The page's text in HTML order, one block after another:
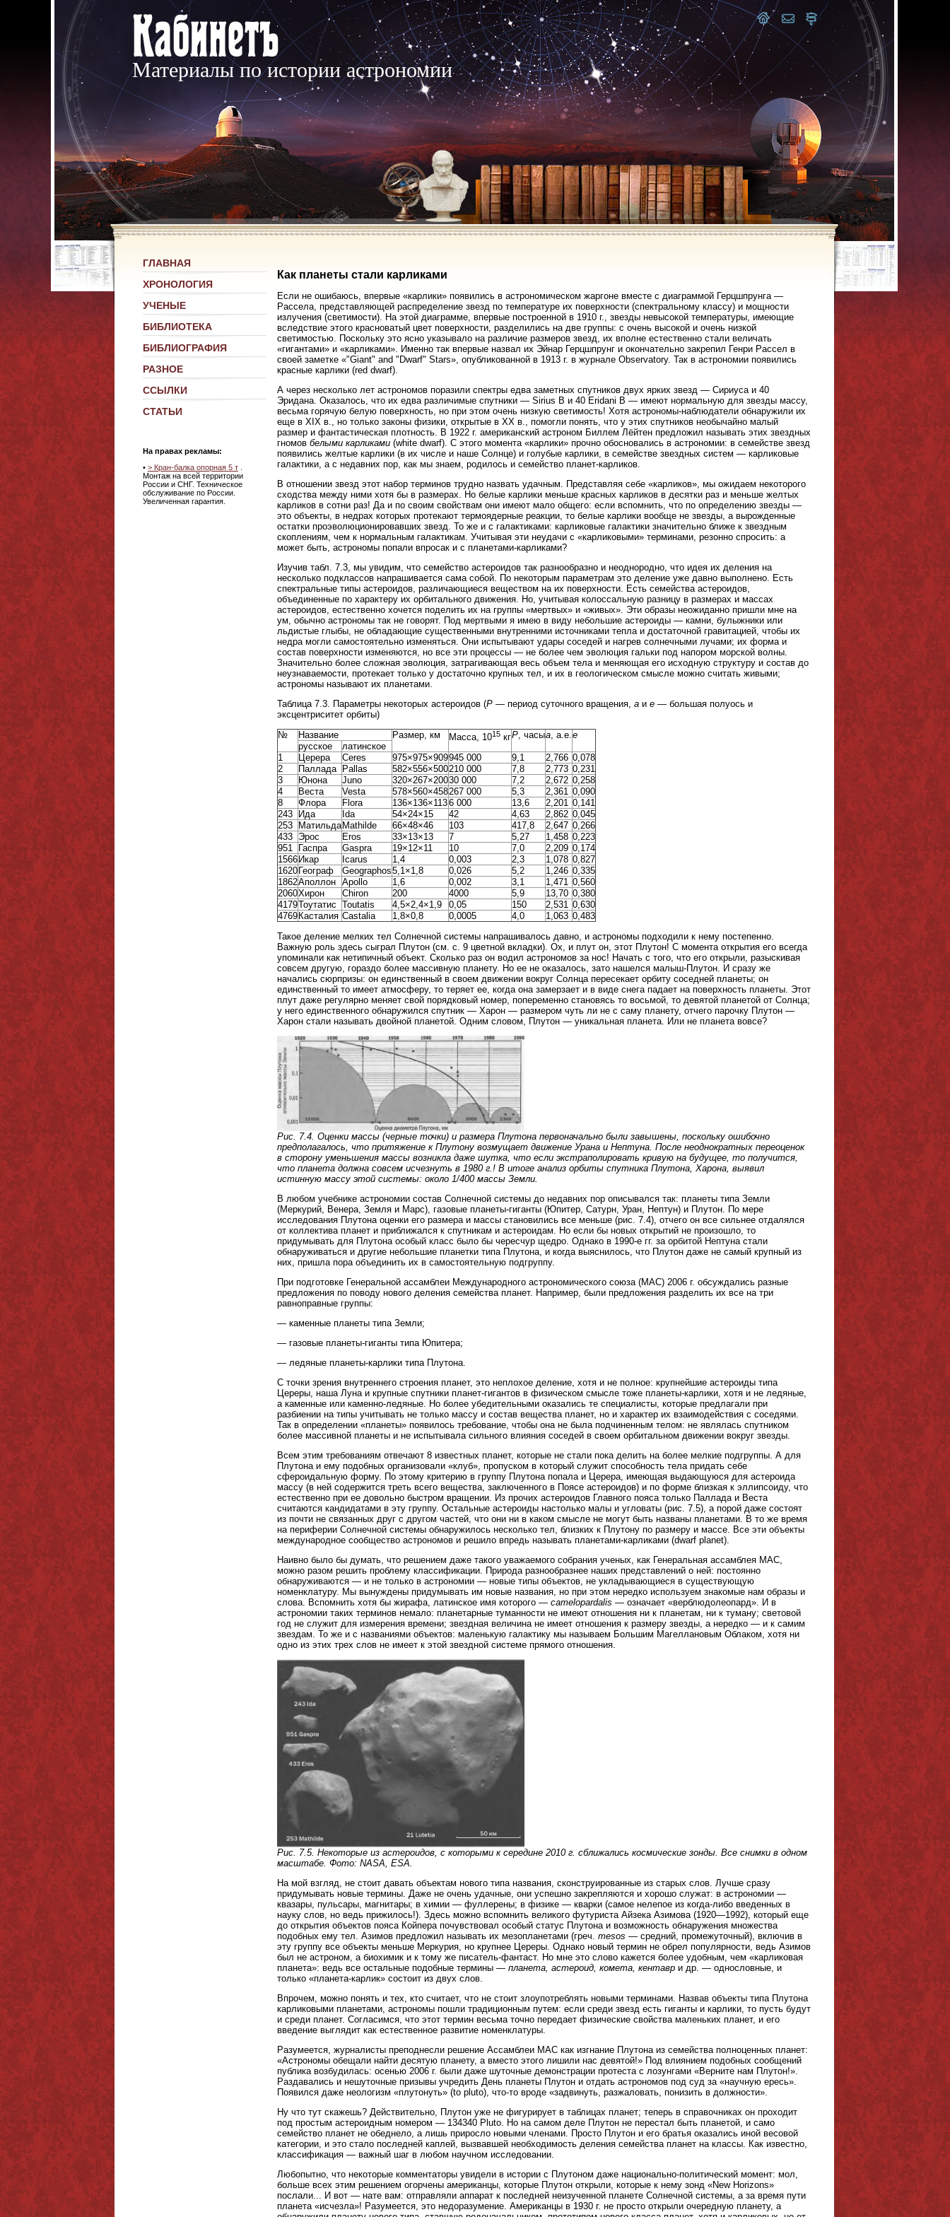
Материалы по истории астрономии
ГЛАВНАЯ
ХРОНОЛОГИЯ
УЧЕНЫЕ
БИБЛИОТЕКА
БИБЛИОГРАФИЯ
РАЗНОЕ
ССЫЛКИ
СТАТЬИ
На правах рекламы:
• > Кран-балка опорная 5 т
Монтаж на всей территории
России и СНГ. Техническое
обслуживание по России.
Увеличенная гарантия.
Как планеты стали карликами
Если не ошибаюсь, впервые «карлики» появились в астрономическом жаргоне вместе с диаграммой Герцшпрунга —
Рассела, представляющей распределение звезд по температуре их поверхности (спектральному классу) и мощности
излучения (светимости). На этой диаграмме, впервые построенной в 1910 г., звезды невысокой температуры, имеющие
вследствие этого красноватый цвет поверхности, разделились на две группы: с очень высокой и очень низкой
светимостью. Поскольку это ясно указывало на различие размеров звезд, их вполне естественно стали величать
«гигантами» и «карликами». Именно так впервые назвал их Эйнар Герцшпрунг и окончательно закрепил Генри Рассел в
своей заметке «"Giant" and "Dwarf" Stars», опубликованной в 1913 г. в журнале Observatory. Так в астрономии появились
красные карлики (red dwarf).
А через несколько лет астрономов поразили спектры едва заметных спутников двух ярких звезд — Сириуса и 40
Эридана. Оказалось, что их едва различимые спутники — Sirius В и 40 Eridani В — имеют нормальную для звезды массу,
весьма горячую белую поверхность, но при этом очень низкую светимость! Хотя астрономы-наблюдатели обнаружили их
еще в XIX в., но только законы физики, открытые в XX в., помогли понять, что у этих спутников необычайно малый
размер и фантастическая плотность. В 1922 г. американский астроном Биллем Лёйтен предложил называть этих звездных
гномов белыми карликами (white dwarf). С этого момента «карлики» прочно обосновались в астрономии: в семействе звезд
появились желтые карлики (в их числе и наше Солнце) и голубые карлики, в семействе звездных систем — карликовые
галактики, а с недавних пор, как мы знаем, родилось и семейство планет-карликов.
В отношении звезд этот набор терминов трудно назвать удачным. Представляя себе «карликов», мы ожидаем некоторого
сходства между ними хотя бы в размерах. Но белые карлики меньше красных карликов в десятки раз и меньше желтых
карликов в сотни раз! Да и по своим свойствам они имеют мало общего: если вспомнить, что по определению звезды —
это объекты, в недрах которых протекают термоядерные реакции, то белые карлики вообще не звезды, а вырожденные
остатки проэволюционировавших звезд. То же и с галактиками: карликовые галактики значительно ближе к звездным
скоплениям, чем к нормальным галактикам. Учитывая эти неудачи с «карликовыми» терминами, резонно спросить: а
может быть, астрономы попали впросак и с планетами-карликами?
Изучив табл. 7.3, мы увидим, что семейство астероидов так разнообразно и неоднородно, что идея их деления на
несколько подклассов напрашивается сама собой. По некоторым параметрам это деление уже давно выполнено. Есть
спектральные типы астероидов, различающиеся веществом на их поверхности. Есть семейства астероидов,
объединенные по характеру их орбитального движения. Но, учитывая колоссальную разницу в размерах и массах
астероидов, естественно хочется поделить их на группы «мертвых» и «живых». Эти образы неожиданно пришли мне на
ум, обычно астрономы так не говорят. Под мертвыми я имею в виду небольшие астероиды — камни, булыжники или
льдистые глыбы, не обладающие существенными внутренними источниками тепла и достаточной гравитацией, чтобы их
недра могли самостоятельно изменяться. Они испытывают удары соседей и нагрев солнечными лучами; их форма и
состав поверхности изменяются, но все эти процессы — не более чем эволюция гальки под напором морской волны.
Значительно более сложная эволюция, затрагивающая весь объем тела и меняющая его исходную структуру и состав до
неузнаваемости, протекает только у достаточно крупных тел, и их в геологическом смысле можно считать живыми;
астрономы называют их планетами.
Таблица 7.3. Параметры некоторых астероидов (Р — период суточного вращения, a и e — большая полуось и
эксцентриситет орбиты)
№
Название Размер, км Масса, 1015 кгP , часыa , а.е. е
русское
латинское
1
Церера Ceres 975×975×909945 000 9,1 2,766 0,078
2
Паллада Pallas 582×556×500210 000 7,8 2,773 0,231
3
Юнона Juno 320×267×20030 000 7,2 2,672 0,258
4
Веста Vesta 578×560×458267 000 5,3 2,361 0,090
8
Флора Flora 136×136×1136 000 13,6 2,201 0,141
243 Ида Ida 54×24×15 42 4,63 2,862 0,045
253 МатильдаMathilde 66×48×46 103 417,8 2,647 0,266
433 Эрос Eros 33×13×13 7 5,27 1,458 0,223
951
Гаспра Gaspra 19×12×11 10 7,0 2,209 0,174
1566Икар Icarus 1,4 0,003 2,3 1,078 0,827
1620Географ Geographos5,1×1,8 0,026 5,2 1,246 0,335
1862Аполлон Apollo 1,6 0,002 3,1 1,471 0,560
2060Хирон Chiron 200 4000 5,9 13,70 0,380
4179Тоутатис Toutatis 4,5×2,4×1,9 0,05 150 2,531 0,630
4769Касталия Castalia 1,8×0,8 0,0005 4,0 1,063 0,483
Такое деление мелких тел Солнечной системы напрашивалось давно, и астрономы подходили к нему постепенно.
Важную роль здесь сыграл Плутон (см. с. 9 цветной вкладки). Ох, и плут он, этот Плутон! С момента открытия его всегда
упоминали как нетипичный объект. Сколько раз он водил астрономов за нос! Начать с того, что его открыли, разыскивая
совсем другую, гораздо более массивную планету. Но ее не оказалось, зато нашелся малыш-Плутон. И сразу же
начались сюрпризы: он единственный в своем движении вокруг Солнца пересекает орбиту соседней планеты; он
единственный то имеет атмосферу, то теряет ее, когда она замерзает и в виде снега падает на поверхность планеты. Этот
плут даже регулярно меняет свой порядковый номер, попеременно становясь то восьмой, то девятой планетой от Солнца;
у него единственного обнаружился спутник — Харон — размером чуть ли не с саму планету, отчего парочку Плутон —
Харон стали называть двойной планетой. Одним словом, Плутон — уникальная планета. Или не планета вовсе?
Рис. 7.4. Оценки массы (черные точки) и размера Плутона первоначально были завышены, поскольку ошибочно
предполагалось, что притяжение к Плутону возмущает движение Урана и Нептуна. После неоднократных переоценок
в сторону уменьшения массы возникла даже шутка, что если экстраполировать кривую на будущее, то получится,
что планета должна совсем исчезнуть в 1980 г.! В итоге анализ орбиты спутника Плутона, Харона, выявил
истинную массу этой системы: около 1/400 массы Земли.
В любом учебнике астрономии состав Солнечной системы до недавних пор описывался так: планеты типа Земли
(Меркурий, Венера, Земля и Марс), газовые планеты-гиганты (Юпитер, Сатурн, Уран, Нептун) и Плутон. По мере
исследования Плутона оценки его размера и массы становились все меньше (рис. 7.4), отчего он все сильнее отдалялся
от коллектива планет и приближался к спутникам и астероидам. Но если бы новых открытий не произошло, то
придумывать для Плутона особый класс было бы чересчур щедро. Однако в 1990-е гг. за орбитой Нептуна стали
обнаруживаться и другие небольшие планетки типа Плутона, и когда выяснилось, что Плутон даже не самый крупный из
них, пришла пора объединить их в самостоятельную подгруппу.
При подготовке Генеральной ассамблеи Международного астрономического союза (МАС) 2006 г. обсуждались разные
предложения по поводу нового деления семейства планет. Например, были предложения разделить их все на три
равноправные группы:
— каменные планеты типа Земли;
— газовые планеты-гиганты типа Юпитера;
— ледяные планеты-карлики типа Плутона.
С точки зрения внутреннего строения планет, это неплохое деление, хотя и не полное: крупнейшие астероиды типа
Цереры, наша Луна и крупные спутники планет-гигантов в физическом смысле тоже планеты-карлики, хотя и не ледяные,
а каменные или каменно-ледяные. Но более убедительными оказались те специалисты, которые предлагали при
разбиении на типы учитывать не только массу и состав вещества планет, но и характер их взаимодействия с соседями.
Так в определении «планеты» появилось требование, чтобы она не была подчиненным телом: не являлась спутником
более массивной планеты и не испытывала сильного влияния соседей в своем орбитальном движении вокруг звезды.
Всем этим требованиям отвечают 8 известных планет, которые не стали пока делить на более мелкие подгруппы. А для
Плутона и ему подобных организовали «клуб», пропуском в который служит способность тела придать себе
сфероидальную форму. По этому критерию в группу Плутона попала и Церера, имеющая выдающуюся для астероида
массу (в ней содержится треть всего вещества, заключенного в Поясе астероидов) и по форме близкая к эллипсоиду, что
естественно при ее довольно быстром вращении. Из прочих астероидов Главного пояса только Паллада и Веста
считаются кандидатами в эту группу. Остальные астероиды настолько малы и угловаты (рис. 7.5), а порой даже состоят
из почти не связанных друг с другом частей, что они ни в каком смысле не могут быть названы планетами. В то же время
на периферии Солнечной системы обнаружилось несколько тел, близких к Плутону по размеру и массе. Все эти объекты
международное сообщество астрономов и решило впредь называть планетами-карликами (dwarf planet).
Наивно было бы думать, что решением даже такого уважаемого собрания ученых, как Генеральная ассамблея МАС,
можно разом решить проблему классификации. Природа разнообразнее наших представлений о ней: постоянно
обнаруживаются — и не только в астрономии — новые типы объектов, не укладывающиеся в существующую
номенклатуру. Мы вынуждены придумывать им новые названия, но при этом нередко используем знакомые нам образы и
слова. Вспомнить хотя бы жирафа, латинское имя которого — camelopardalis — означает «верблюдолеопард». И в
астрономии таких терминов немало: планетарные туманности не имеют отношения ни к планетам, ни к туману; световой
год не служит для измерения времени; звездная величина не имеет отношения к размеру звезды, а нередко — и к самим
звездам. То же и с названиями объектов: маленькую галактику мы называем Большим Магеллановым Облаком, хотя ни
одно из этих трех слов не имеет к этой звездной системе прямого отношения.
Рис. 7.5. Некоторые из астероидов, с которыми к середине 2010 г. сближались космические зонды. Все снимки в одном
масштабе. Фото: NASA, ESA.
На мой взгляд, не стоит давать объектам нового типа названия, сконструированные из старых слов. Лучше сразу
придумывать новые термины. Даже не очень удачные, они успешно закрепляются и хорошо служат: в астрономии —
квазары, пульсары, магнитары; в химии — фуллерены; в физике — кварки (самое нелепое из когда-либо введенных в
науку слов, но ведь прижилось!). Здесь можно вспомнить великого футуриста Айзека Азимова (1920—1992), который еще
до открытия объектов пояса Койпера почувствовал особый статус Плутона и возможность обнаружения множества
подобных ему тел. Азимов предложил называть их мезопланетами (греч. mesos — средний, промежуточный), включив в
эту группу все объекты меньше Меркурия, но крупнее Цереры. Однако новый термин не обрел популярности, ведь Азимов
был не астроном, а биохимик и к тому же писатель-фантаст. Но мне это слово кажется более удобным, чем «карликовая
планета»: ведь все остальные подобные термины — планета, астероид, комета, кентавр и др. — однословные, и
только «планета-карлик» состоит из двух слов.
Впрочем, можно понять и тех, кто считает, что не стоит злоупотреблять новыми терминами. Назвав объекты типа Плутона
карликовыми планетами, астрономы пошли традиционным путем: если среди звезд есть гиганты и карлики, то пусть будут
и среди планет. Согласимся, что этот термин весьма точно передает физические свойства маленьких планет, и его
введение выглядит как естественное развитие номенклатуры.
Разумеется, журналисты преподнесли решение Ассамблеи МАС как изгнание Плутона из семейства полноценных планет:
«Астрономы обещали найти десятую планету, а вместо этого лишили нас девятой!» Под влиянием подобных сообщений
публика возбудилась: осенью 2006 г. были даже шуточные демонстрации протеста с лозунгами «Верните нам Плутон!».
Раздавались и нешуточные призывы учредить День планеты Плутон и отдать астрономов под суд за «научную ересь».
Появился даже неологизм «плутонуть» (to pluto), что-то вроде «задвинуть, разжаловать, понизить в должности».
Ну что тут скажешь? Действительно, Плутон уже не фигурирует в таблицах планет; теперь в справочниках он проходит
под простым астероидным номером — 134340 Pluto. Но на самом деле Плутон не перестал быть планетой, и само
семейство планет не обеднело, а лишь приросло новыми членами. Просто Плутон и его братья оказались иной весовой
категории, и это стало последней каплей, вызвавшей необходимость деления семейства планет на классы. Как известно,
классификация — важный шаг в любом научном исследовании.
Любопытно, что некоторые комментаторы увидели в истории с Плутоном даже национально-политический момент: мол,
больше всех этим решением огорчены американцы, которые Плутон открыли, которые к нему зонд «New Horizons»
послали... И вот — нате вам: отправляли аппарат к последней неизученной планете Солнечной системы, а за время пути
планета «исчезла»! Разумеется, это недоразумение. Американцы в 1930 г. не просто открыли очередную планету, а